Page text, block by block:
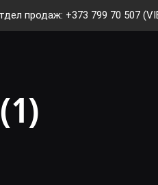
продаж: +373 799 70 507